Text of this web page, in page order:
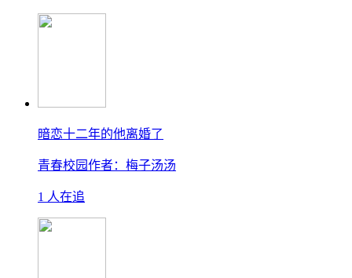
暗恋十二年的他离婚了
青春校园作者：梅子汤汤
1 人在追